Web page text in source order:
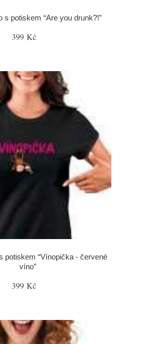
s potiskem “Are you drunk?!”
399 Kč
potiskem “Vínopička - červené
víno”
399 Kč